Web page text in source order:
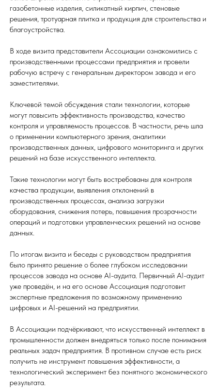
газобетонные изделия, силикатный кирпич, стеновые
решения, тротуарная плитка и продукция для строительства и
благоустройства.
В ходе визита представители Ассоциации ознакомились с
производственными процессами предприятия и провели
рабочую встречу с генеральным директором завода и его
заместителями.
Ключевой темой обсуждения стали технологии, которые
могут повысить эффективность производства, качество
контроля и управляемость процессов. В частности, речь шла
о применении компьютерного зрения, аналитики
производственных данных, цифрового мониторинга и других
решений на базе искусственного интеллекта.
Такие технологии могут быть востребованы для контроля
качества продукции, выявления отклонений в
производственных процессах, анализа загрузки
оборудования, снижения потерь, повышения прозрачности
операций и подготовки управленческих решений на основе
данных.
По итогам визита и беседы с руководством предприятия
было принято решение о более глубоком исследовании
процессов завода на основе AI-аудита. Первичный AI-аудит
уже проведён, и на его основе Ассоциация подготовит
экспертные предложения по возможному применению
цифровых и AI-решений на предприятии.
В Ассоциации подчёркивают, что искусственный интеллект в
промышленности должен внедряться только после понимания
реальных задач предприятия. В противном случае есть риск
получить не инструмент повышения эффективности, а
технологический эксперимент без понятного экономического
результата.